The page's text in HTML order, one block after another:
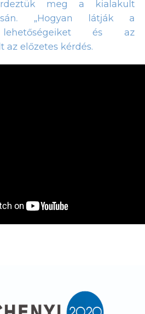
meg a kialakult
„Hogyan látják a
lehetőségeiket és az
az előzetes kérdés.